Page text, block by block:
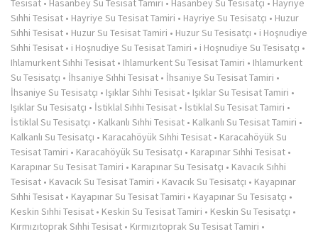
Tesisat • Hasanbey Su Tesisat Tamiri • Hasanbey Su Tesisatçı • Hayriye
Sıhhi Tesisat • Hayriye Su Tesisat Tamiri • Hayriye Su Tesisatçı • Huzur
Sıhhi Tesisat • Huzur Su Tesisat Tamiri • Huzur Su Tesisatçı • i Hoşnudiye
Sıhhi Tesisat • i Hoşnudiye Su Tesisat Tamiri • i Hoşnudiye Su Tesisatçı •
Ihlamurkent Sıhhi Tesisat • Ihlamurkent Su Tesisat Tamiri • Ihlamurkent
Su Tesisatçı • İhsaniye Sıhhi Tesisat • İhsaniye Su Tesisat Tamiri •
İhsaniye Su Tesisatçı • Işıklar Sıhhi Tesisat • Işıklar Su Tesisat Tamiri •
Işıklar Su Tesisatçı • İstiklal Sıhhi Tesisat • İstiklal Su Tesisat Tamiri •
İstiklal Su Tesisatçı • Kalkanlı Sıhhi Tesisat • Kalkanlı Su Tesisat Tamiri •
Kalkanlı Su Tesisatçı • Karacahöyük Sıhhi Tesisat • Karacahöyük Su
Tesisat Tamiri • Karacahöyük Su Tesisatçı • Karapınar Sıhhi Tesisat •
Karapınar Su Tesisat Tamiri • Karapınar Su Tesisatçı • Kavacık Sıhhi
Tesisat • Kavacık Su Tesisat Tamiri • Kavacık Su Tesisatçı • Kayapınar
Sıhhi Tesisat • Kayapınar Su Tesisat Tamiri • Kayapınar Su Tesisatçı •
Keskin Sıhhi Tesisat • Keskin Su Tesisat Tamiri • Keskin Su Tesisatçı •
Kırmızıtoprak Sıhhi Tesisat • Kırmızıtoprak Su Tesisat Tamiri •